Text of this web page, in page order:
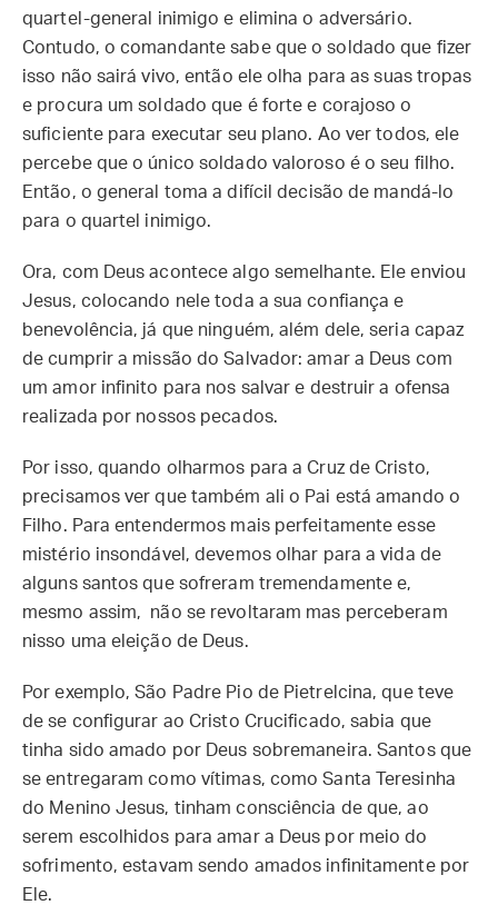
quartel-general inimigo e elimina o adversário.
Contudo, o comandante sabe que o soldado que fizer
isso não sairá vivo, então ele olha para as suas tropas
e procura um soldado que é forte e corajoso o
suficiente para executar seu plano. Ao ver todos, ele
percebe que o único soldado valoroso é o seu filho.
Então, o general toma a difícil decisão de mandá-lo
para o quartel inimigo.
Ora, com Deus acontece algo semelhante. Ele enviou
Jesus, colocando nele toda a sua confiança e
benevolência, já que ninguém, além dele, seria capaz
de cumprir a missão do Salvador: amar a Deus com
um amor infinito para nos salvar e destruir a ofensa
realizada por nossos pecados.
Por isso, quando olharmos para a Cruz de Cristo,
precisamos ver que também ali o Pai está amando o
Filho. Para entendermos mais perfeitamente esse
mistério insondável, devemos olhar para a vida de
alguns santos que sofreram tremendamente e,
mesmo assim, não se revoltaram mas perceberam
nisso uma eleição de Deus.
Por exemplo, São Padre Pio de Pietrelcina, que teve
de se configurar ao Cristo Crucificado, sabia que
tinha sido amado por Deus sobremaneira. Santos que
se entregaram como vítimas, como Santa Teresinha
do Menino Jesus, tinham consciência de que, ao
serem escolhidos para amar a Deus por meio do
sofrimento, estavam sendo amados infinitamente por
Ele.